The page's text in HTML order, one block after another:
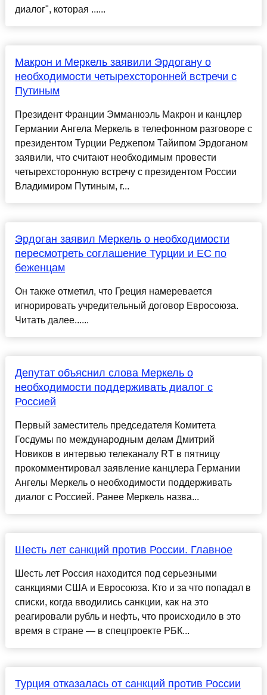
диалог", которая ......
Макрон и Меркель заявили Эрдогану о
необходимости четырехсторонней встречи с
Путиным
Президент Франции Эмманюэль Макрон и канцлер
Германии Ангела Меркель в телефонном разговоре с
президентом Турции Реджепом Тайипом Эрдоганом
заявили, что считают необходимым провести
четырехсторонную встречу с президентом России
Владимиром Путиным, г...
Эрдоган заявил Меркель о необходимости
пересмотреть соглашение Турции и ЕС по
беженцам
Он также отметил, что Греция намеревается
игнорировать учредительный договор Евросоюза.
Читать далее......
Депутат объяснил слова Меркель о
необходимости поддерживать диалог с
Россией
Первый заместитель председателя Комитета
Госдумы по международным делам Дмитрий
Новиков в интервью телеканалу RT в пятницу
прокомментировал заявление канцлера Германии
Ангелы Меркель о необходимости поддерживать
диалог с Россией. Ранее Меркель назва...
Шесть лет санкций против России. Главное
Шесть лет Россия находится под серьезными
санкциями США и Евросоюза. Кто и за что попадал в
списки, когда вводились санкции, как на это
реагировали рубль и нефть, что происходило в это
время в стране — в спецпроекте РБК...
Турция отказалась от санкций против России